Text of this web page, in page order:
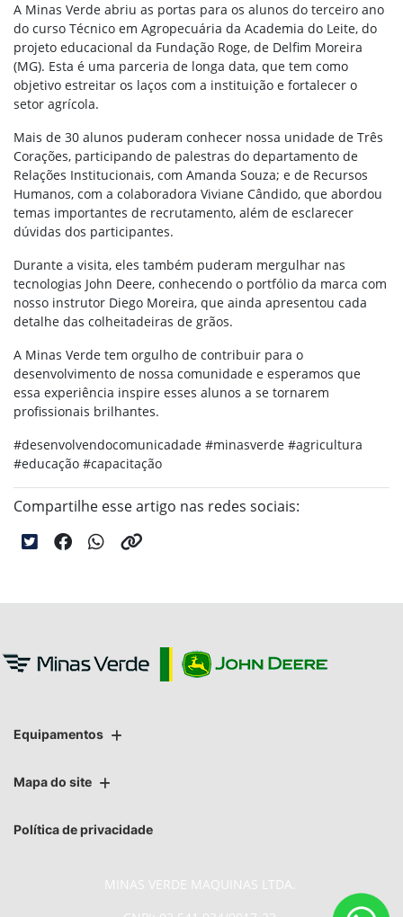
A Minas Verde abriu as portas para os alunos do terceiro ano
do curso Técnico em Agropecuária da Academia do Leite, do
projeto educacional da Fundação Roge, de Delfim Moreira
(MG). Esta é uma parceria de longa data, que tem como
objetivo estreitar os laços com a instituição e fortalecer o
setor agrícola.
Mais de 30 alunos puderam conhecer nossa unidade de Três
Corações, participando de palestras do departamento de
Relações Institucionais, com Amanda Souza; e de Recursos
Humanos, com a colaboradora Viviane Cândido, que abordou
temas importantes de recrutamento, além de esclarecer
dúvidas dos participantes.
Durante a visita, eles também puderam mergulhar nas
tecnologias John Deere, conhecendo o portfólio da marca com
nosso instrutor Diego Moreira, que ainda apresentou cada
detalhe das colheitadeiras de grãos.
A Minas Verde tem orgulho de contribuir para o
desenvolvimento de nossa comunidade e esperamos que
essa experiência inspire esses alunos a se tornarem
profissionais brilhantes.
#desenvolvendocomunicadade #minasverde #agricultura
#educação #capacitação
Compartilhe esse artigo nas redes sociais:
Equipamentos
Mapa do site
Política de privacidade
MINAS VERDE MAQUINAS LTDA.